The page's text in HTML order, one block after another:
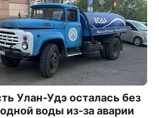
Улан-Удэ осталась без
воды из-за аварии